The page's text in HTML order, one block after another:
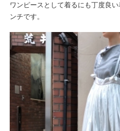
ワンピースとして着るにも丁度良
ンチです。